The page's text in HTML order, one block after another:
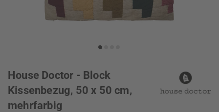
House Doctor - Block
Kissenbezug, 50 x 50 cm,
mehrfarbig